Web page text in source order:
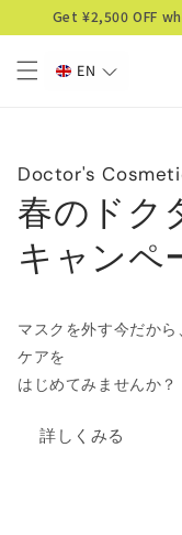
Skip to
content
Get ¥2,500 OFF
Doctor's
春のドク
キャンペ
マスクを外す今だか
ケアを
はじめてみませんか？
詳しくみる
EN